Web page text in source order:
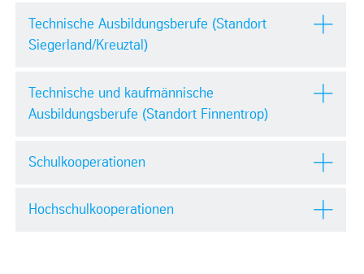
Technische Ausbildungsberufe (Standort
Siegerland/Kreuztal)
Technische und kaufmännische
Ausbildungsberufe (Standort Finnentrop)
Schulkooperationen
Hochschulkooperationen